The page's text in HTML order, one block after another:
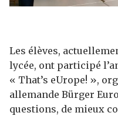
Les élèves,
lycée, ont participé
« That’s eUrope! »,
allemande Bürger
questions, de mieux